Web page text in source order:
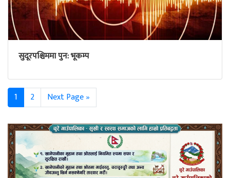
सुदूरपश्चिममा पुन: भूकम्प
1 2 Next Page »